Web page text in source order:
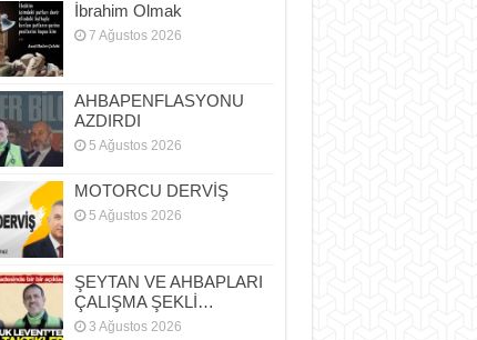
İbrahim Olmak
7 Ağustos 2026
AHBAPENFLASYONU
AZDIRDI
5 Ağustos 2026
MOTORCU DERVİŞ
5 Ağustos 2026
ŞEYTAN VE AHBAPLARI
ÇALIŞMA ŞEKLİ…
3 Ağustos 2026